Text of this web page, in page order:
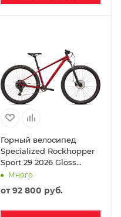
Горный велосипед
Specialized Rockhopper
Sport 29 2026 Gloss
Maroon / Deep Orange
Много
от92 800 руб.